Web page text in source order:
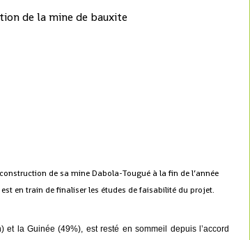
de sa mine Dabola-Tougué à la fin de l’année
en train de finaliser les études de faisabilité du projet.
la Guinée (49%), est resté en sommeil depuis l’accord